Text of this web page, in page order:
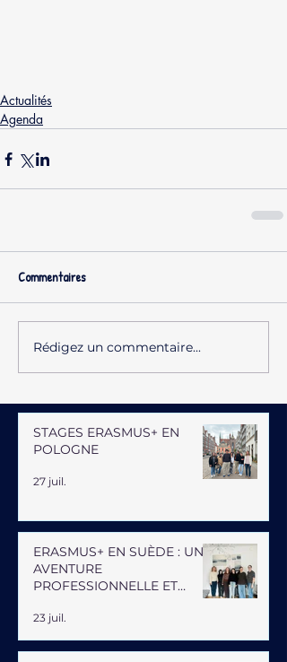
Actualités
Agenda
Commentaires
Rédigez un commentaire...
STAGES ERASMUS+ EN
POLOGNE
27 juil.
ERASMUS+ EN SUÈDE : UNE
AVENTURE
PROFESSIONNELLE ET
23 juil.